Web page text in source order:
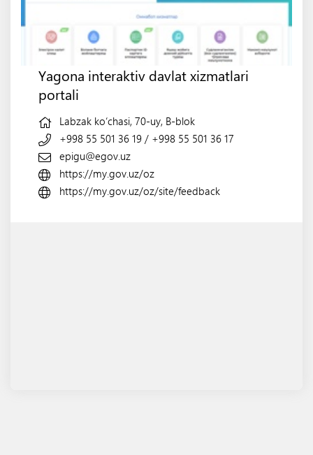
Yagona interaktiv davlat xizmatlari
portali
Labzak ko‘chasi, 70-uy, B-blok
+998 55 501 36 19 / +998 55 501 36 17
epigu@egov.uz
https://my.gov.uz/oz
https://my.gov.uz/oz/site/feedback